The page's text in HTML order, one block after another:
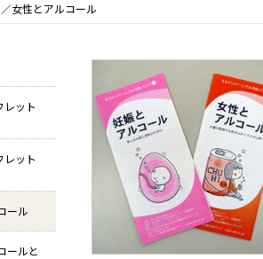
女性とアルコール
ット
ット
ール
ールと